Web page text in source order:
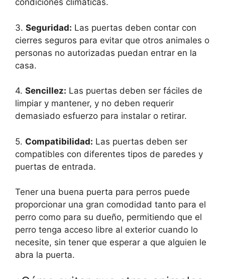
condiciones climáticas.
3. Seguridad: Las puertas deben contar con
cierres seguros para evitar que otros animales o
personas no autorizadas puedan entrar en la
casa.
4. Sencillez: Las puertas deben ser fáciles de
limpiar y mantener, y no deben requerir
demasiado esfuerzo para instalar o retirar.
5. Compatibilidad: Las puertas deben ser
compatibles con diferentes tipos de paredes y
puertas de entrada.
Tener una buena puerta para perros puede
proporcionar una gran comodidad tanto para el
perro como para su dueño, permitiendo que el
perro tenga acceso libre al exterior cuando lo
necesite, sin tener que esperar a que alguien le
abra la puerta.